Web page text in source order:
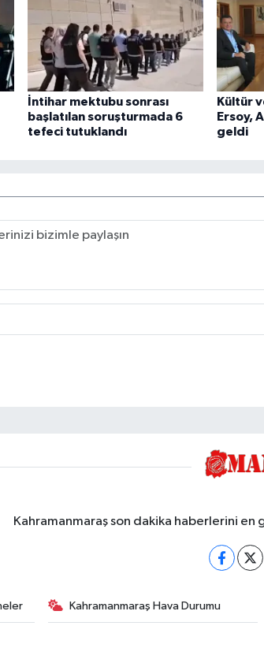
İntihar mektubu sonrası
başlatılan soruşturmada 6
tefeci tutuklandı
Kültür
Ersoy,
geldi
Kahramanmaraş son dakika haberlerini
Kahramanmaraş Hava Durumu